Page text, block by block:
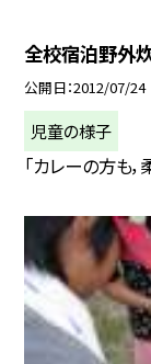
全校宿泊野外
公開日 2012/07/24
児童の様子
「カレーの方も，